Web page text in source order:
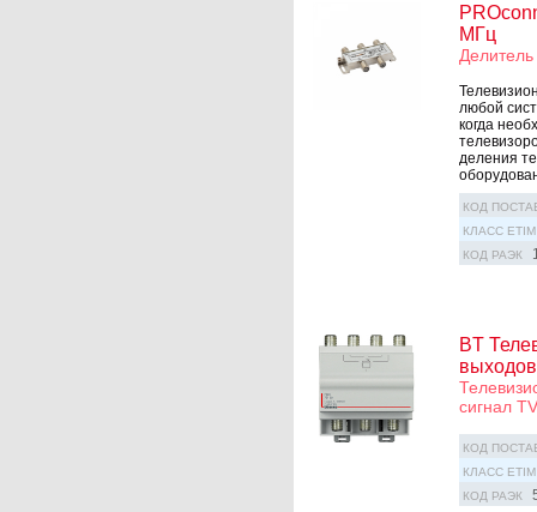
МГц
любой
когда
деления
КОД
КЛАСС ETIM
КОД РАЭК
BT
сигнал
КОД
КЛАСС ETIM
КОД РАЭК